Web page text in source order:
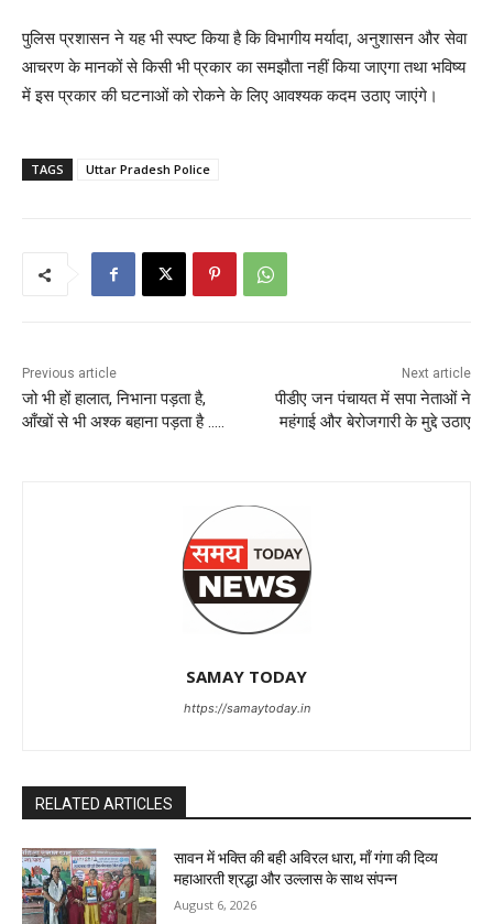
पुलिस प्रशासन ने यह भी स्पष्ट किया है कि विभागीय मर्यादा, अनुशासन और सेवा
आचरण के मानकों से किसी भी प्रकार का समझौता नहीं किया जाएगा तथा भविष्य
में इस प्रकार की घटनाओं को रोकने के लिए आवश्यक कदम उठाए जाएंगे।
TAGS Uttar Pradesh Police
Previous article
जो भी हों हालात, निभाना पड़ता है,
आँखों से भी अश्क बहाना पड़ता है …..
Next article
पीडीए जन पंचायत में सपा नेताओं ने
महंगाई और बेरोजगारी के मुद्दे उठाए
SAMAY TODAY
https://samaytoday.in
RELATED ARTICLES
सावन में भक्ति की बही अविरल धारा, माँ गंगा की दिव्य
महाआरती श्रद्धा और उल्लास के साथ संपन्न
August 6, 2026